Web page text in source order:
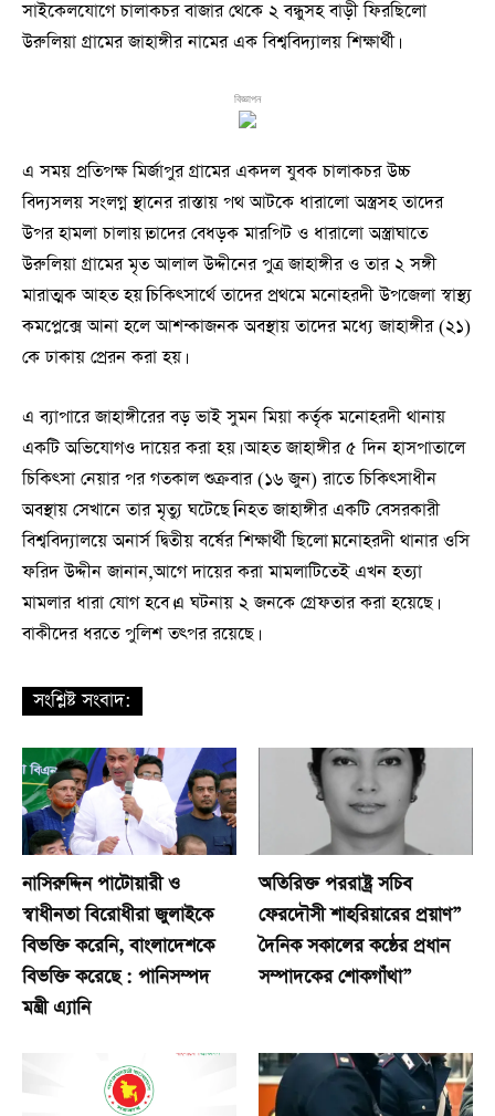
সাইকেলযোগে চালাকচর বাজার থেকে ২ বন্ধুসহ বাড়ী ফিরছিলো
উরুলিয়া গ্রামের জাহাঙ্গীর নামের এক বিশ্ববিদ্যালয় শিক্ষার্থী।
বিজ্ঞাপন
এ সময় প্রতিপক্ষ মির্জাপুর গ্রামের একদল যুবক চালাকচর উচ্চ
বিদ্যসলয় সংলগ্ন স্থানের রাস্তায় পথ আটকে ধারালো অস্ত্রসহ তাদের
উপর হামলা চালায়।তাদের বেধড়ক মারপিট ও ধারালো অস্ত্রাঘাতে
উরুলিয়া গ্রামের মৃত আলাল উদ্দীনের পুত্র জাহাঙ্গীর ও তার ২ সঙ্গী
মারাত্মক আহত হয়।চিকিৎসার্থে তাদের প্রথমে মনোহরদী উপজেলা স্বাস্থ্য
কমপ্লেক্সে আনা হলে আশন্কাজনক অবস্থায় তাদের মধ্যে জাহাঙ্গীর (২১)
কে ঢাকায় প্রেরন করা হয়।
এ ব্যাপারে জাহাঙ্গীরের বড় ভাই সুমন মিয়া কর্তৃক মনোহরদী থানায়
একটি অভিযোগও দায়ের করা হয়। আহত জাহাঙ্গীর ৫ দিন হাসপাতালে
চিকিৎসা নেয়ার পর গতকাল শুক্রবার (১৬ জুন) রাতে চিকিৎসাধীন
অবস্থায় সেখানে তার মৃত্যু ঘটেছে।নিহত জাহাঙ্গীর একটি বেসরকারী
বিশ্ববিদ্যালয়ে অনার্স দ্বিতীয় বর্ষের শিক্ষার্থী ছিলো।মনোহরদী থানার ওসি
ফরিদ উদ্দীন জানান,আগে দায়ের করা মামলাটিতেই এখন হত্যা
মামলার ধারা যোগ হবে।এ ঘটনায় ২ জনকে গ্রেফতার করা হয়েছে।
বাকীদের ধরতে পুলিশ তৎপর রয়েছে।
সংশ্লিষ্ট সংবাদ:
নাসিরুদ্দিন পাটোয়ারী ও
স্বাধীনতা বিরোধীরা জুলাইকে
বিভক্তি করেনি, বাংলাদেশকে
বিভক্তি করেছে : পানিসম্পদ
মন্ত্রী এ্যানি
অতিরিক্ত পররাষ্ট্র সচিব
ফেরদৌসী শাহরিয়ারের প্রয়াণ”
দৈনিক সকালের কন্ঠের প্রধান
সম্পাদকের শোকগাঁথা”